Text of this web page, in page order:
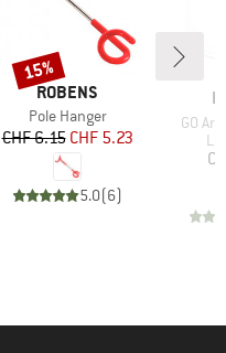
MARKE
ROBENS
Artikel
Pole Hanger
Preis
CHF 6.15reduzierter Preis
CHF 5.23
5.0(6)
Rabatt
15%
Artikel
GO